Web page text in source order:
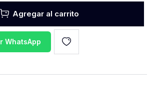
Agregar al carrito
WhatsApp